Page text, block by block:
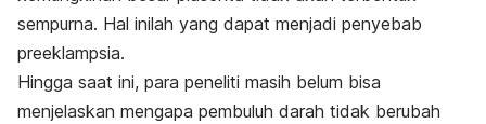
sempurna. Hal inilah yang dapat menjadi penyebab
preeklampsia.
Hingga saat ini, para peneliti masih belum bisa
menjelaskan mengapa pembuluh darah tidak berubah